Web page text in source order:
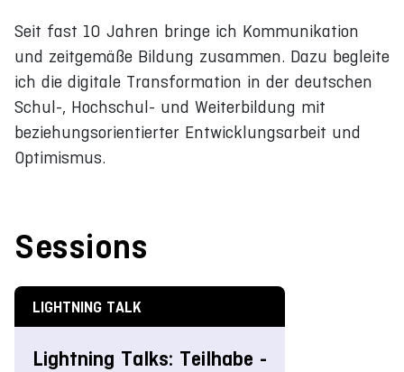
Seit fast 10 Jahren bringe ich Kommunikation
und zeitgemäße Bildung zusammen. Dazu begleite
ich die digitale Transformation in der deutschen
Schul-, Hochschul- und Weiterbildung mit
beziehungsorientierter Entwicklungsarbeit und
Optimismus.
Sessions
LIGHTNING TALK
Lightning Talks: Teilhabe -